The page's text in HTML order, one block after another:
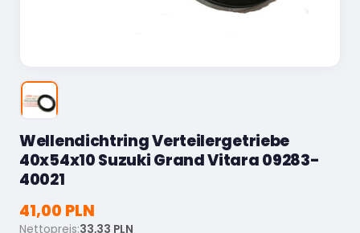
Wellendichtring Verteilergetriebe
40x54x10 Suzuki Grand Vitara 09283-
40021
41,00 PLN
Nettopreis:33,33 PLN